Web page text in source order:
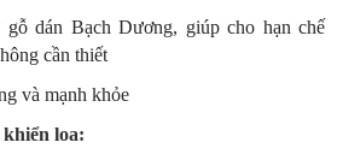
dán Bạch Dương, giúp cho hạn chế
cần thiết
và mạnh khỏe
loa: